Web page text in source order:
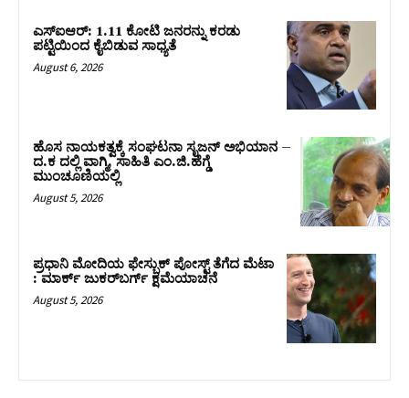
ಎಸ್‌ಐಆರ್‌: 1.11 ಕೋಟಿ ಜನರನ್ನು ಕರಡು
ಪಟ್ಟಿಯಿಂದ ಕೈಬಿಡುವ ಸಾಧ್ಯತೆ
August 6, 2026
ಹೊಸ ನಾಯಕತ್ವಕ್ಕೆ ಸಂಘಟನಾ ಸೃಜನ್ ಅಭಿಯಾನ –
ದ.ಕ ದಲ್ಲಿ ವಾಗ್ಮಿ, ಸಾಹಿತಿ ಎಂ.ಜಿ.ಹೆಗ್ಡೆ
ಮುಂಚೂಣಿಯಲ್ಲಿ
August 5, 2026
ಪ್ರಧಾನಿ ಮೋದಿಯ ಫೇಸ್ಬುಕ್‌ ಪೋಸ್ಟ್‌ ತೆಗೆದ ಮೆಟಾ
: ಮಾರ್ಕ್ ಜುಕರ್‌ಬರ್ಗ್ ಕ್ಷಮೆಯಾಚನೆ
August 5, 2026